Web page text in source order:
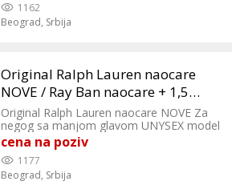
Made in Italy Izuzetno plavicasto staklo ,
odmaraju oci. Placene 250€ Izuzetno
1162
Beograd, Srbija
Original Ralph Lauren naocare
NOVE / Ray Ban naocare + 1,5
UNYSEX
Original Ralph Lauren naocare NOVE Za
negog sa manjom glavom UNYSEX model
TOP Original Ray Ban naocare sa
dioptrijskim staklima + 1,5 UNYSEX
MODEL Vrhunski ram , sa drskama sa
federima. Mogu da se ubace i dioptrijska
cena na poziv
1177
Beograd, Srbija